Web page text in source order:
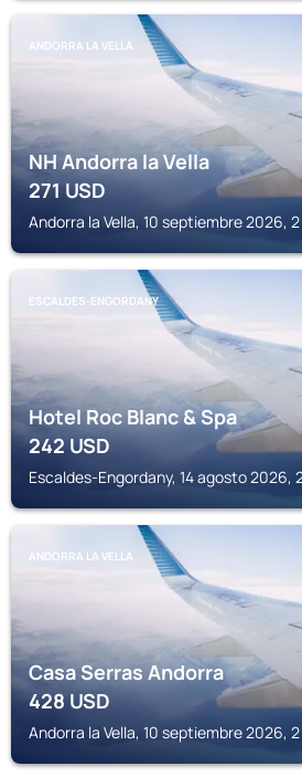
ANDORRA LA VELLA
NH Andorra la Vella
271USD
Andorra la Vella, 10 septiembre 2026,
ESCALDES-ENGORDANY
Hotel Roc Blanc & Spa
242USD
Escaldes-Engordany, 14 agosto 2026,
ANDORRA LA VELLA
Casa Serras Andorra
428USD
Andorra la Vella, 10 septiembre 2026,